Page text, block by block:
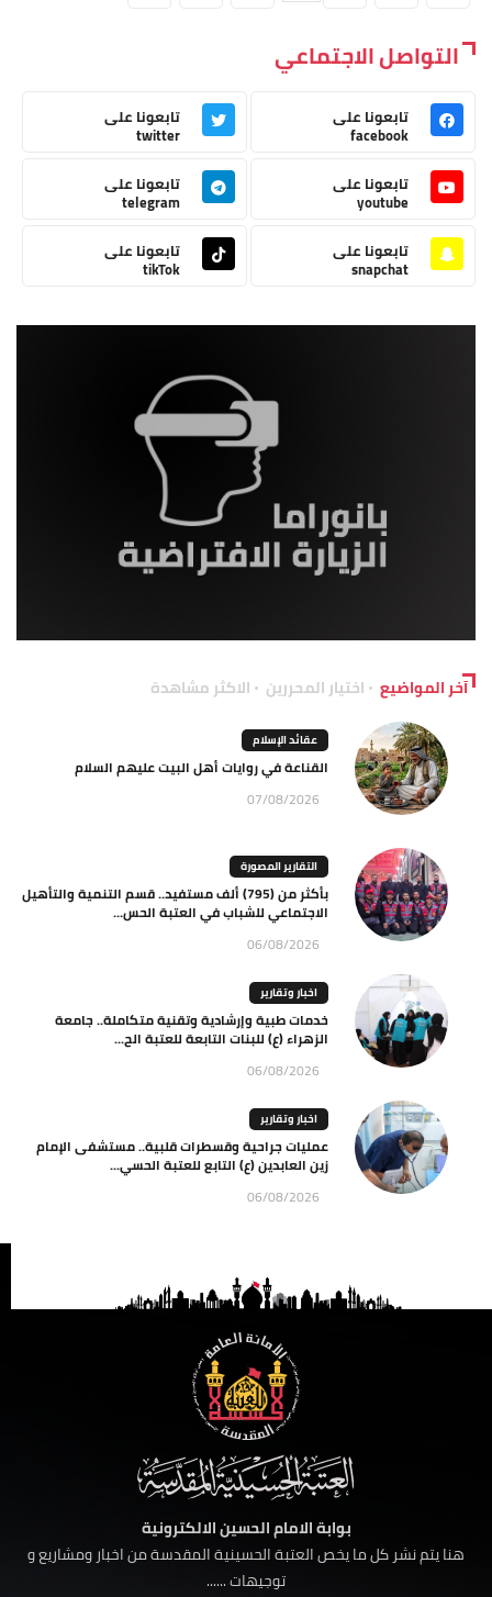
التواصل الاجتماعي
تابعونا على
facebook
تابعونا على
twitter
تابعونا على
youtube
تابعونا على
telegram
تابعونا على
snapchat
تابعونا على
tikTok
آخر المواضيع اختيار المحررين الاكثر مشاهدة
عقائد الإسلام
القناعة في روايات أهل البيت عليهم السلام
07/08/2026
التقارير المصورة
بأكثر من (795) ألف مستفيد.. قسم التنمية والتأهيل
الاجتماعي للشباب في العتبة الحس...
06/08/2026
اخبار وتقارير
خدمات طبية وإرشادية وتقنية متكاملة.. جامعة
الزهراء (ع) للبنات التابعة للعتبة الح...
06/08/2026
اخبار وتقارير
عمليات جراحية وقسطرات قلبية.. مستشفى الإمام
زين العابدين (ع) التابع للعتبة الحسي...
06/08/2026
بوابة الامام الحسين الالكترونية
هنا يتم نشر كل ما يخص العتبة الحسينية المقدسة من اخبار ومشاريع و
توجيهات ......